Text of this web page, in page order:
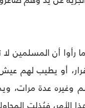
رأوا أن
أو يطيب لهم
وغيره عدة مرات،